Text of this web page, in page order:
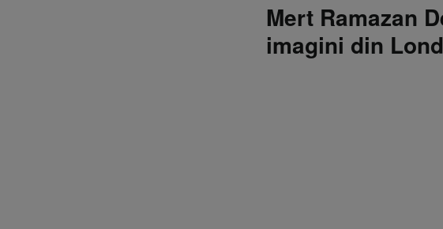
Mert Ramazan
imagini din